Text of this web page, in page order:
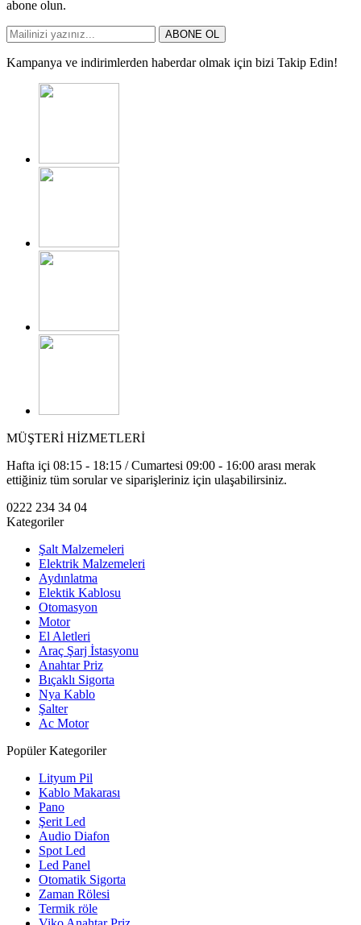
abone olun.
ABONE OL
Kampanya ve indirimlerden haberdar olmak için bizi Takip Edin!
MÜŞTERİ HİZMETLERİ
Hafta içi 08:15 - 18:15 / Cumartesi 09:00 - 16:00 arası merak
ettiğiniz tüm sorular ve siparişleriniz için ulaşabilirsiniz.
0222 234 34 04
Kategoriler
Şalt Malzemeleri
Elektrik Malzemeleri
Aydınlatma
Elektik Kablosu
Otomasyon
Motor
El Aletleri
Araç Şarj İstasyonu
Anahtar Priz
Bıçaklı Sigorta
Nya Kablo
Şalter
Ac Motor
Popüler Kategoriler
Lityum Pil
Kablo Makarası
Pano
Şerit Led
Audio Diafon
Spot Led
Led Panel
Otomatik Sigorta
Zaman Rölesi
Termik röle